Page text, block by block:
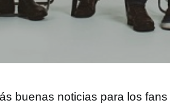
buenas noticias para los